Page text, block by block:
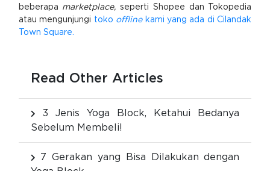
beberapa marketplace, seperti Shopee dan Tokopedia
atau mengunjungi toko offlinekami yang ada di Cilandak
Town Square.
Read Other Articles
3 Jenis Yoga Block, Ketahui Bedanya
Sebelum Membeli!
7 Gerakan yang Bisa Dilakukan dengan